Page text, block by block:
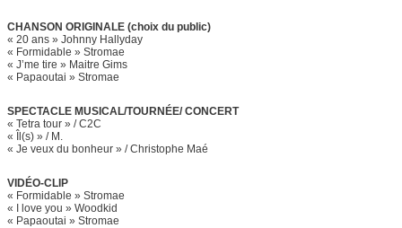
CHANSON ORIGINALE (choix du public)
« 20 ans » Johnny Hallyday
« Formidable » Stromae
« J’me tire » Maitre Gims
« Papaoutai » Stromae
SPECTACLE MUSICAL/TOURNÉE/ CONCERT
« Tetra tour » / C2C
« Îl(s) » / M.
« Je veux du bonheur » / Christophe Maé
VIDÉO-CLIP
« Formidable » Stromae
« I love you » Woodkid
« Papaoutai » Stromae